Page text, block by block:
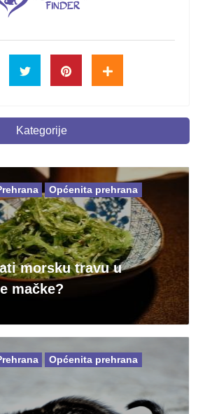
Kategorije
morsku travu u
mačke?
Općenita prehrana
Općenita prehrana